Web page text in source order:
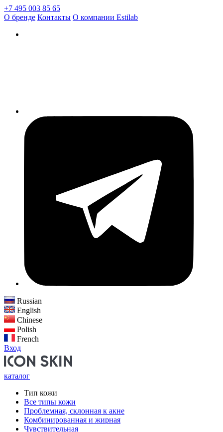
+7 495 003 85 65
О бренде Контакты О компании Estilab
Russian
English
Chinese
Polish
French
Вход
каталог
Тип кожи
Все типы кожи
Проблемная, склонная к акне
Комбинированная и жирная
Чувствительная